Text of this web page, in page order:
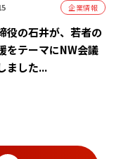
企業情報
役の石井が、若者の
をテーマにNW会議
ました...